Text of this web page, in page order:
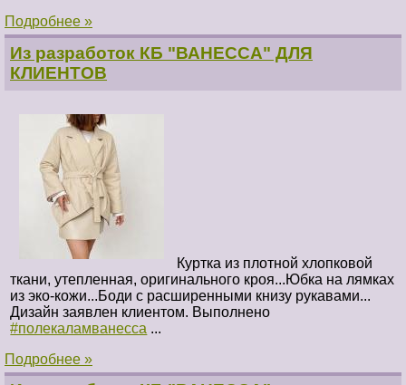
Подробнее »
Из разработок КБ "ВАНЕССА" ДЛЯ
КЛИЕНТОВ
Куртка из плотной хлопковой
ткани, утепленная, оригинального кроя...Юбка на лямках
из эко-кожи...Боди с расширенными книзу рукавами...
Дизайн заявлен клиентом. Выполнено
#полекаламванесса ...
Подробнее »